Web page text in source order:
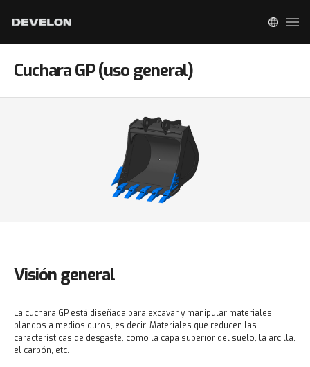
Cuchara GP (uso general)
Visión general
La cuchara GP está diseñada para excavar y manipular materiales
blandos a medios duros, es decir. Materiales que reducen las
características de desgaste, como la capa superior del suelo, la arcilla,
el carbón, etc.